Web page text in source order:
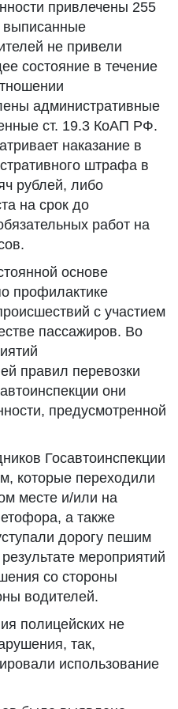
привлечены 255
выписанные
не привели
состояние в течение
административные
ст. 19.3 КоАП РФ.
наказание в
штрафа в
рублей, либо
на срок до
работ на
основе
профилактике
с участием
пассажиров. Во
правил перевозки
они
предусмотренной
Госавтоинспекции
которые переходили
месте и/или на
а также
дорогу пешим
мероприятий
со стороны
водителей.
полицейских не
так,
использование